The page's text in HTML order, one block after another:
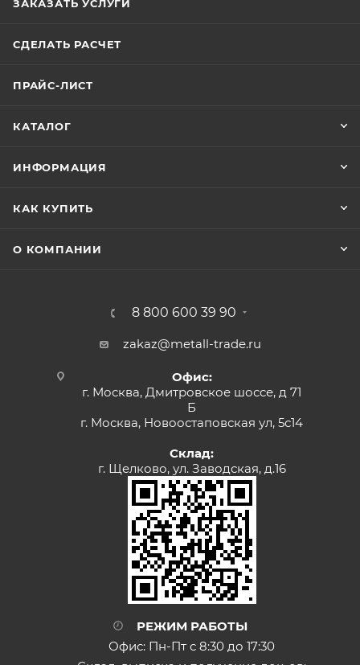
ЗАКАЗАТЬ УСЛУГИ
СДЕЛАТЬ РАСЧЕТ
ПРАЙС-ЛИСТ
КАТАЛОГ
ИНФОРМАЦИЯ
КАК КУПИТЬ
О КОМПАНИИ
8 800 600 39 90
zakaz@metall-trade.ru
Офис:
г. Москва, Дмитровское шоссе, д 71
Б
г. Москва, Новоостаповская ул, 5с14
Склад:
г. Щелково, ул. Заводская, д.16
РЕЖИМ РАБОТЫ
Офис: Пн-Пт с 8:30 до 17:30